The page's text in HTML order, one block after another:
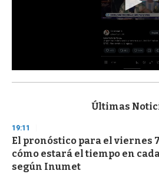
s
d
s
o
f
3
Últimas
19:11
El pronóstico para el viernes
cómo estará el tiempo en
según Inumet